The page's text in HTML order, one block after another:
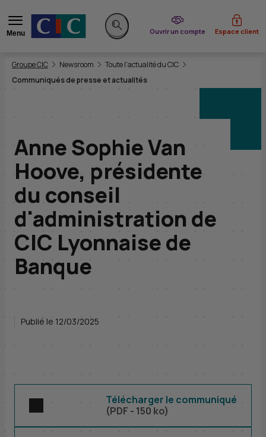
Menu
Rechercher sur le site
Ouvrir un compte
du CIC Espace client
Vous êtes ici:
Groupe CIC Newsroom
Toute l'actualité du CIC
Communiqués de presse et actualités
Anne Sophie Van
Hoove, présidente
du conseil
d'administration de
CIC Lyonnaise de
Banque
Publié le 12/03/2025
Télécharger le communiqué
(PDF - 150 ko)